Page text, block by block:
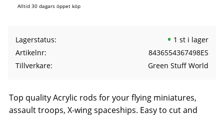
Alltid 30 dagars öppet köp
Lagerstatus
1 st i lager
Artikelnr
8436554367498ES
Tillverkare
Green Stuff World
Top quality Acrylic rods for your flying miniatures,
assault troops, X-wing spaceships. Easy to cut and